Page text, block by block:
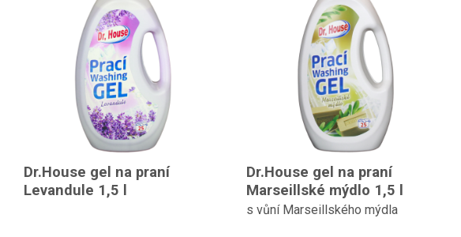
Dr.House gel na praní
Levandule 1,5 l
Dr.House gel na praní
Marseillské mýdlo 1,5 l
s vůní Marseillského mýdla